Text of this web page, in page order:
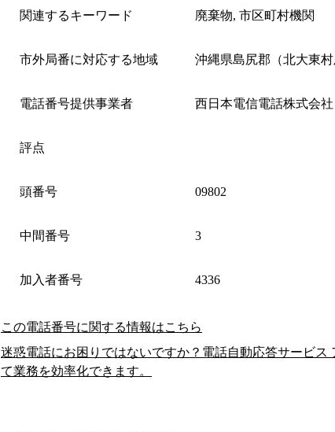
関連するキーワード 廃棄物, 市区町村機関
市外局番に対応する地域 沖縄県島尻郡（北大東
電話番号提供事業者 西日本電信電話株式会社
評点
頭番号 09802
中間番号 3
加入者番号 4336
この電話番号に関する情報はこちら
迷惑電話にお困りではないですか？電話自動応答サービス
て業務を効率化できます。